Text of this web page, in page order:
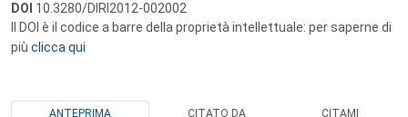
DOI 10.3280/DIRI2012-002002
Il DOI è il codice a barre della proprietà intellettuale: per saperne di
più clicca qui
ANTEPRIMA CITATO DA CITAMI